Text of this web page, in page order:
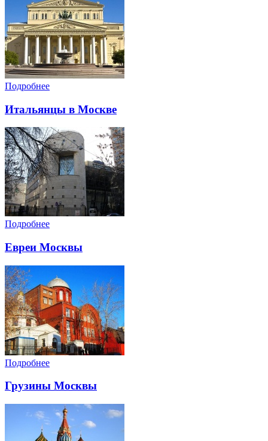
Подробнее
Итальянцы в Москве
Подробнее
Евреи Москвы
Подробнее
Грузины Москвы